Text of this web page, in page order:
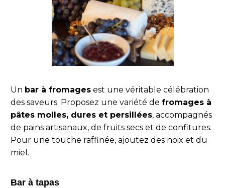
Un bar à fromages est une véritable célébration
des saveurs. Proposez une variété de fromages à
pâtes molles, dures et persillées, accompagnés
de pains artisanaux, de fruits secs et de confitures.
Pour une touche raffinée, ajoutez des noix et du
miel.
Bar à tapas